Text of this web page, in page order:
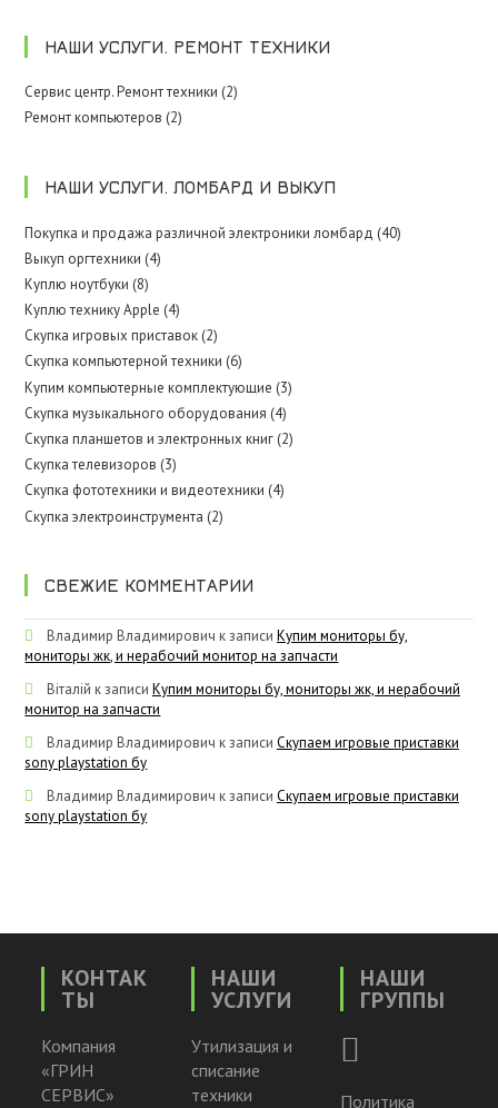
НАШИ УСЛУГИ. РЕМОНТ ТЕХНИКИ
Сервис центр. Ремонт техники (2)
Ремонт компьютеров (2)
НАШИ УСЛУГИ. ЛОМБАРД И ВЫКУП
Покупка и продажа различной электроники ломбард (40)
Выкуп оргтехники (4)
Куплю ноутбуки (8)
Куплю технику Apple (4)
Скупка игровых приставок (2)
Скупка компьютерной техники (6)
Купим компьютерные комплектующие (3)
Скупка музыкального оборудования (4)
Скупка планшетов и электронных книг (2)
Скупка телевизоров (3)
Скупка фототехники и видеотехники (4)
Скупка электроинструмента (2)
СВЕЖИЕ КОММЕНТАРИИ
Владимир Владимирович к записи Купим мониторы бу,
мониторы жк, и нерабочий монитор на запчасти
Віталій к записи Купим мониторы бу, мониторы жк, и нерабочий
монитор на запчасти
Владимир Владимирович к записи Скупаем игровые приставки
sony playstation бу
Владимир Владимирович к записи Скупаем игровые приставки
sony playstation бу
КОНТАК
ТЫ
Компания
«ГРИН
СЕРВИС»
НАШИ
УСЛУГИ
Утилизация и
списание
техники
НАШИ
ГРУППЫ
Политика